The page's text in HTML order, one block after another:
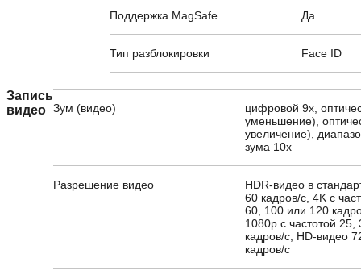
Поддержка MagSafe Да
Тип разблокировки Face ID
Запись
видео Зум (видео)
цифровой 9х,
уменьшение),
увеличение),
зума 10x
Разрешение видео
HDR-видео в
60 кадров/с, 4K с
60, 100 или 120
1080p с частотой
кадров/с, HD-видео
кадров/с